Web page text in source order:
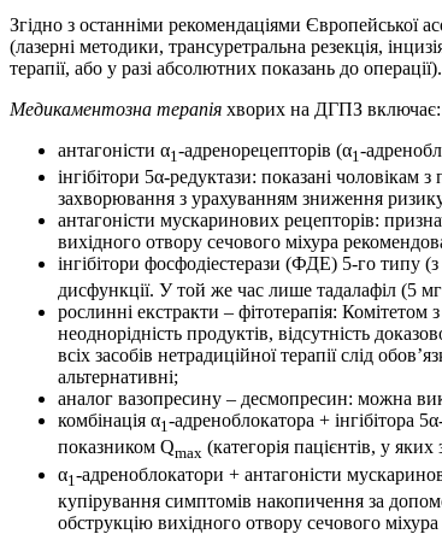
Згідно з останніми рекомендаціями Європейської
(лазерні методики, трансуретральна резекція,
терапії, або у разі абсолютних показань до операції).
Медикаментозна терапія хворих на ДГПЗ включає:
антагоністи α1-адренорецепторів (α1-
інгібітори 5α-редуктази: показані
захворювання з урахуванням зниження
антагоністи мускаринових рецепторів:
вихідного отвору сечового міхура
інгібітори фосфодіестерази (ФДЕ) 5-го типу
дисфункції. У той же час лише тадалафіл (5
рослинні екстракти – фітотерапія:
неоднорідність продуктів, відсутність
всіх засобів нетрадиційної терапії слід
альтернативні;
аналог вазопресину – десмопресин: можна
комбінація α1-адреноблокатора +
показником Qmax (категорія пацієнтів, у
α1 -адреноблокатори + антагоністи
купірування симптомів накопичення за
обструкцію вихідного отвору сечового